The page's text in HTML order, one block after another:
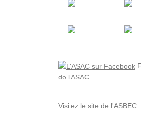
de l'ASAC
Visitez le site de l'ASBEC